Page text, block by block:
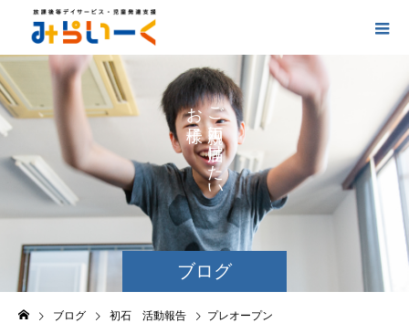
ブログ
ご
に
け
た
い
お
の
の
ブログ 初石 活動報告 プレオープン